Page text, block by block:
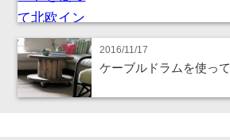
2016/11/17
ケーブルドラムを使っ